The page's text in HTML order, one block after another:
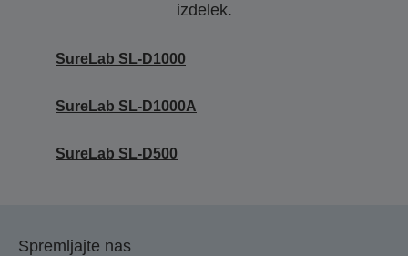
izdelek.
SureLab SL-D1000
SureLab SL-D1000A
SureLab SL-D500
Spremljajte nas